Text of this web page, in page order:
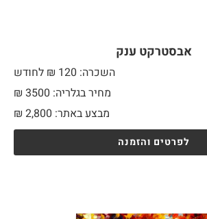
אבסטרקט ענק
השכרה: 120 ₪ לחודש
מחיר בגלריה: 3500 ₪
מבצע באתר:
₪ 2,800
לפרטים והזמנה